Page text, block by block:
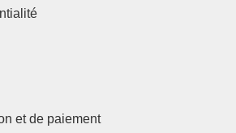
et de paiement